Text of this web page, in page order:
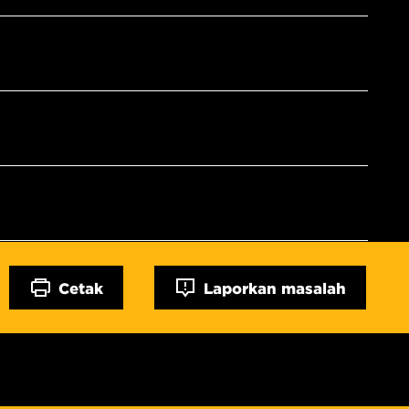
Cetak Laporkan masalah